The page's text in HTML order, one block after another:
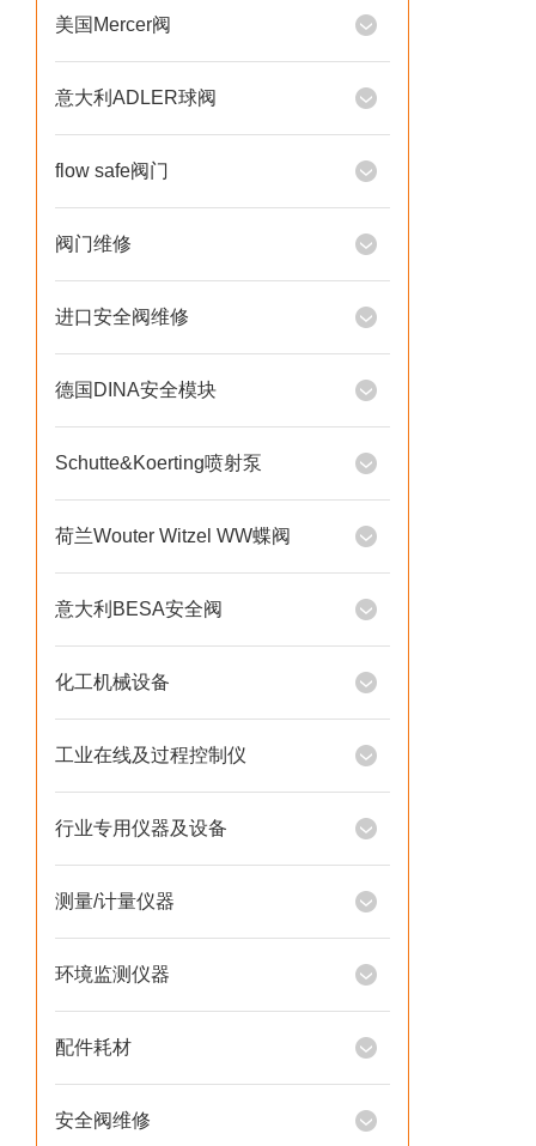
美国Mercer阀
意大利ADLER球阀
flow safe阀门
阀门维修
进口安全阀维修
德国DINA安全模块
Schutte&Koerting喷射泵
荷兰Wouter Witzel WW蝶阀
意大利BESA安全阀
化工机械设备
工业在线及过程控制仪
行业专用仪器及设备
测量/计量仪器
环境监测仪器
配件耗材
安全阀维修